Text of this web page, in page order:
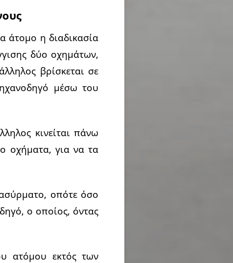
άτομο η διαδικασία
δύο οχημάτων,
βρίσκεται σε
μέσω του
κινείται πάνω
οχήματα, για να τα
ασύρματο, οπότε όσο
ο οποίος, όντας
ατόμου εκτός των